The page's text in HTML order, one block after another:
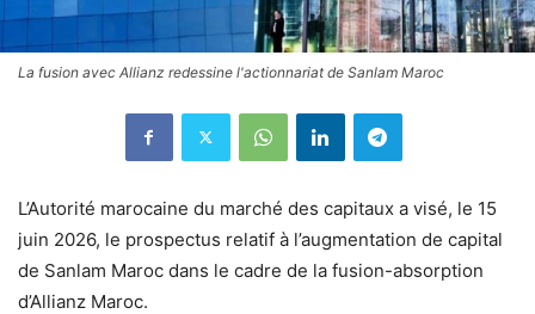
La fusion avec Allianz redessine l'actionnariat de Sanlam Maroc
L’Autorité marocaine du marché des capitaux a visé, le 15
juin 2026, le prospectus relatif à l’augmentation de capital
de Sanlam Maroc dans le cadre de la fusion-absorption
d’Allianz Maroc.